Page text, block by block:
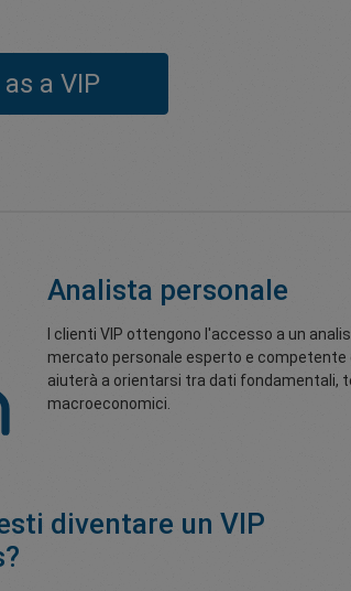
a VIP
Analista personale
I clienti VIP ottengono l'accesso a un
mercato personale esperto e competente
aiuterà a orientarsi tra dati fondamentali,
macroeconomici.
diventare un VIP